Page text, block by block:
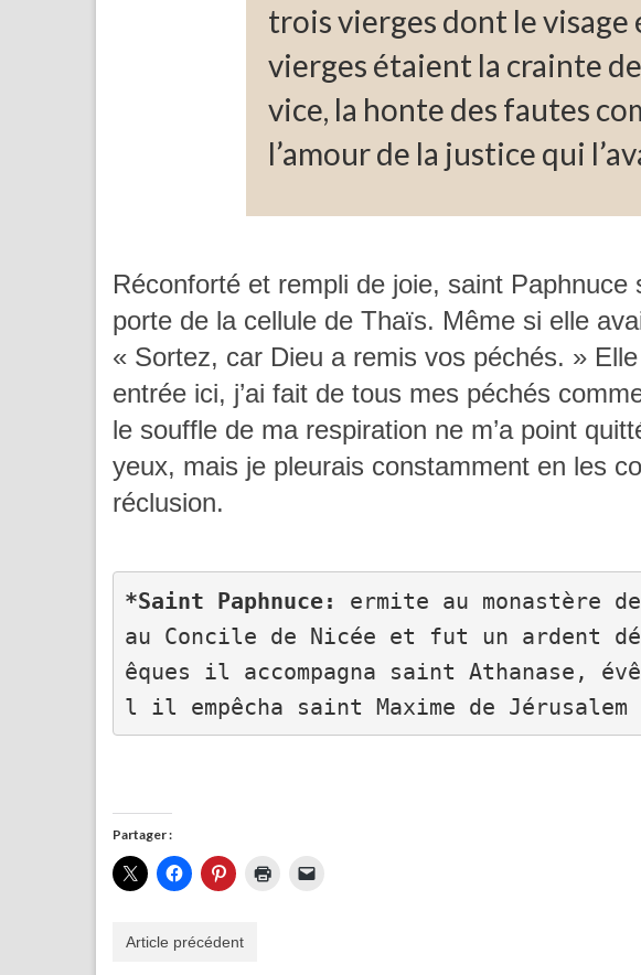
trois vierges dont le
vierges étaient la crainte
vice, la honte des fautes
l’amour de la justice qui
Réconforté et rempli de joie, saint
porte de la cellule de Thaïs. Même si elle
« Sortez, car Dieu a remis vos péchés. »
entrée ici, j’ai fait de tous mes péchés
le souffle de ma respiration ne m’a point
yeux, mais je pleurais constamment en les
réclusion.
*Saint Paphnuce:
ermite au
au Concile de Nicée et fut un ardent
êques il accompagna saint Athanase,
l il empêcha saint Maxime de
Partager :
Article précédent